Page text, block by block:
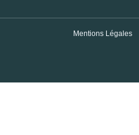
Mentions Légales